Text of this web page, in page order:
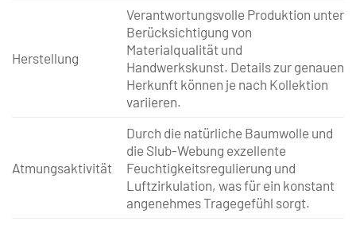
Herstellung
Verantwortungsvolle Produktion unter
Berücksichtigung von
Materialqualität und
Handwerkskunst. Details zur genauen
Herkunft können je nach Kollektion
variieren.
Atmungsaktivität
Durch die natürliche Baumwolle und
die Slub-Webung exzellente
Feuchtigkeitsregulierung und
Luftzirkulation, was für ein konstant
angenehmes Tragegefühl sorgt.